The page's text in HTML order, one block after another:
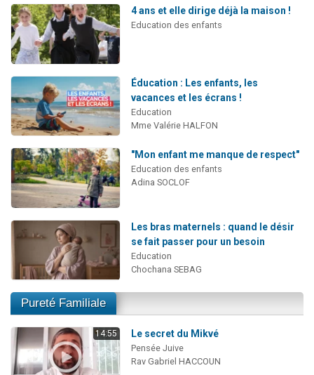
4 ans et elle dirige déjà la maison !
Education des enfants
Éducation : Les enfants, les
vacances et les écrans !
Education
Mme Valérie HALFON
"Mon enfant me manque de respect"
Education des enfants
Adina SOCLOF
Les bras maternels : quand le désir
se fait passer pour un besoin
Education
Chochana SEBAG
Pureté Familiale
14:55 Le secret du Mikvé
Pensée Juive
Rav Gabriel HACCOUN